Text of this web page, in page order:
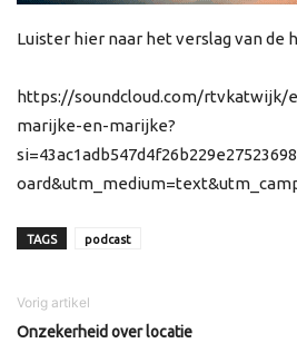
Luister hier naar het verslag van de
https://soundcloud.com/rtvkatwijk/
marijke-en-marijke?
TAGS podcast
Vorig artikel
Onzekerheid over locatie